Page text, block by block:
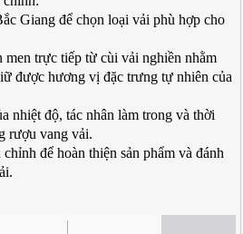
Giang để chọn loại vải phù hợp cho
trực tiếp từ cùi vải nghiền nhằm
được hương vị đặc trưng tự nhiên của
nhiệt độ, tác nhân làm trong và thời
rượu vang vải.
để hoàn thiện sản phẩm và đánh